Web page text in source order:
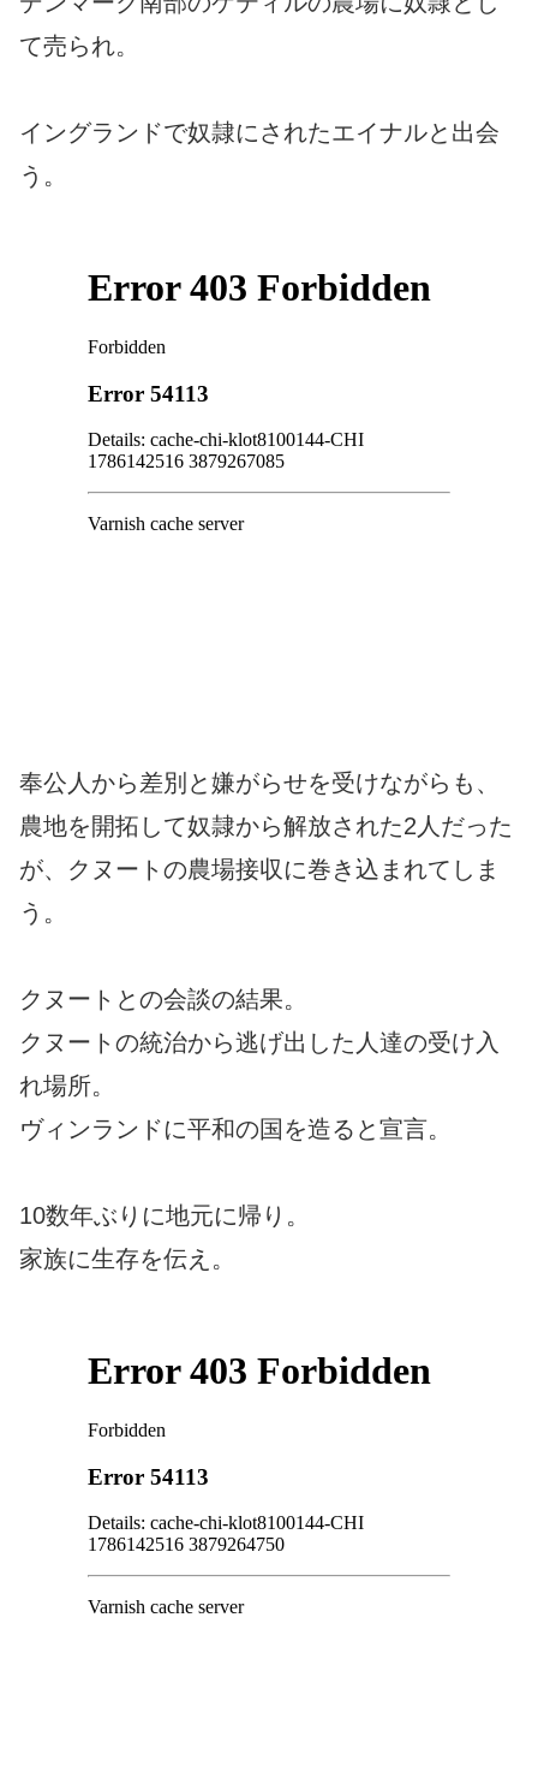
て売られ。
イングランドで奴隷にされたエイナルと出会
う。
奉公人から差別と嫌がらせを受けながらも、
農地を開拓して奴隷から解放された2人だった
が、クヌートの農場接収に巻き込まれてしま
う。
クヌートとの会談の結果。
クヌートの統治から逃げ出した人達の受け入
れ場所。
ヴィンランドに平和の国を造ると宣言。
10数年ぶりに地元に帰り。
家族に生存を伝え。